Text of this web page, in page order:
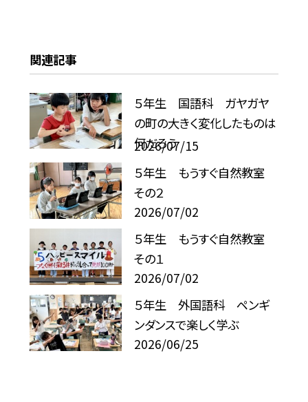
関連記事
５年生 国語科 ガヤガヤ
の町の大きく変化したものは
何だろう
2026/07/15
５年生 もうすぐ自然教室
その２
2026/07/02
５年生 もうすぐ自然教室
その１
2026/07/02
５年生 外国語科 ペンギ
ンダンスで楽しく学ぶ
2026/06/25